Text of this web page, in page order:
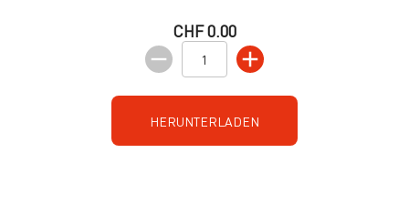
CHF 0.00
HERUNTERLADEN